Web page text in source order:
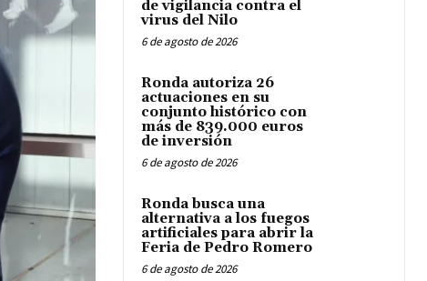
de vigilancia contra el
virus del Nilo
6 de agosto de 2026
Ronda autoriza 26
actuaciones en su
conjunto histórico con
más de 839.000 euros
de inversión
6 de agosto de 2026
Ronda busca una
alternativa a los fuegos
artificiales para abrir la
Feria de Pedro Romero
6 de agosto de 2026